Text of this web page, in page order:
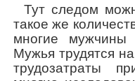
Тут следом
такое же
многие мужчины
Мужья трудятся
трудозатраты